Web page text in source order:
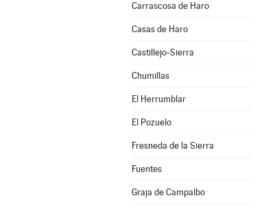
Carrascosa de Haro
Casas de Haro
Castillejo-Sierra
Chumillas
El Herrumblar
El Pozuelo
Fresneda de la Sierra
Fuentes
Graja de Campalbo